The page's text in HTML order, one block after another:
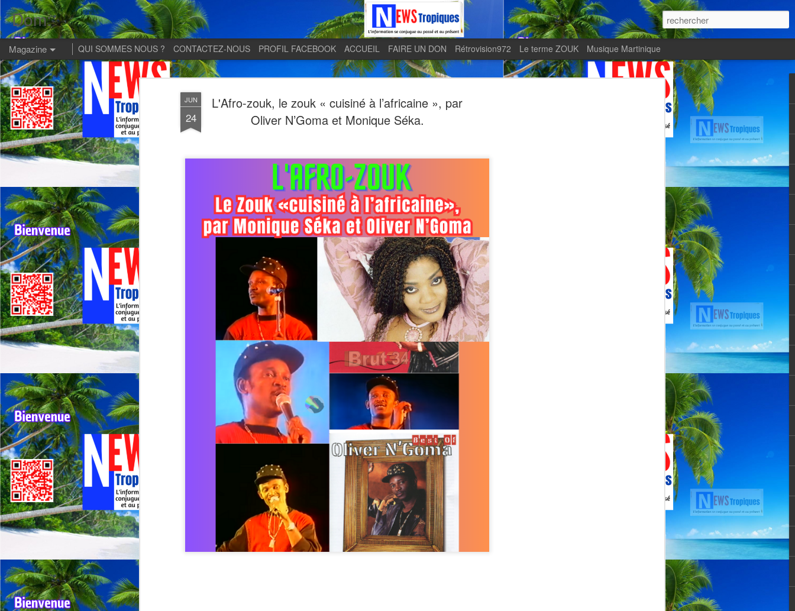
JUN
24
L'Afro-zouk, le zouk « cuisiné à l’africaine », par
Oliver N’Goma et Monique Séka.
Dom:
Magazine QUI SOMMES NOUS ? CONTACTEZ-NOUS PROFIL FACEBOOK ACCUEIL FAIRE UN DON Rétrovision972 Le terme ZOUK Musique Martinique
AUG
Quand le journal Le Monde met
en lumière Zitata TV, fierté d’une
indépendante.
Quand le journal LE MONDE met en lumière Zitata TV, fierté d’une
télévision martiniquaise indépendante.
Zitata TV, la télévision privée martiniquaise, vient de franchir un cap
symbolique dans son développement médiatique. Le quotidien
national Le Monde lui consacre un article publié le 3 août 2026,
saluant l’énergie, la proximité et l’originalité de cette chaîne qui
s’impose désormais comme un acteur incontournable du paysage
audiovisuel ultramarin.
Une reconnaissance nationale pour une chaîne locale.
JUL